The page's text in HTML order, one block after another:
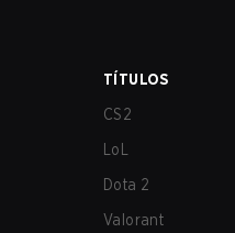
TÍTULOS
CS2
LoL
Dota 2
Valorant